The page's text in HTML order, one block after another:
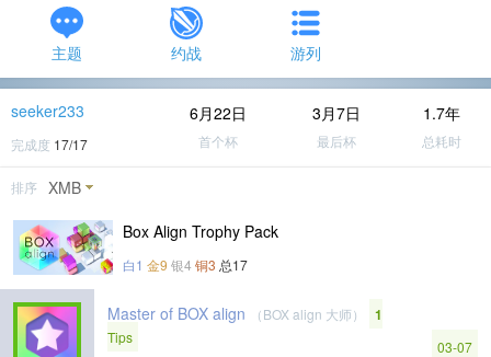
主题 约战 游列
seeker233
完成度 17/17
6月22日
首个杯
3月7日
最后杯
1.7年
总耗时
排序 XMB
Box Align Trophy Pack
白1 金9 银4 铜3 总17
Master of BOX align （BOX align 大师） 1
Tips
03-07